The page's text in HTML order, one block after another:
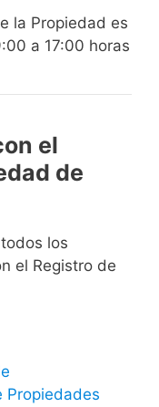
la Propiedad es
a 17:00 horas
el
de
los
el Registro de
Propiedades